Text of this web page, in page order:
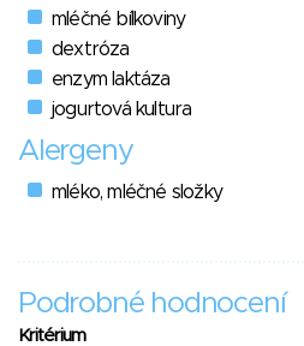
mléčné bílkoviny
dextróza
enzym laktáza
jogurtová kultura
Alergeny
mléko, mléčné složky
Podrobné hodnocení
Kritérium